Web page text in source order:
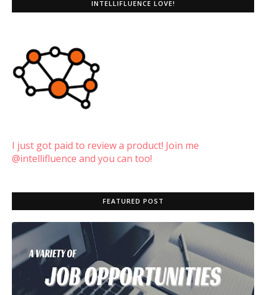
INTELLIFLUENCE LOVE!
I just got paid to review a product! Join me
@intellifluence and you can too!
FEATURED POST